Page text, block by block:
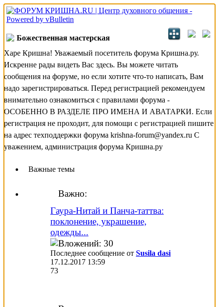
Божественная мастерская
Харе Кришна! Уважаемый посетитель форума Кришна.ру.
Искренне рады видеть Вас здесь. Вы можете читать
сообщения на форуме, но если хотите что-то написать, Вам
надо зарегистрироваться. Перед регистрацией рекомендуем
внимательно ознакомиться с правилами форума -
ОСОБЕННО В РАЗДЕЛЕ ПРО ИМЕНА И АВАТАРКИ. Если
регистрация не проходит, для помощи с регистрацией пишите
на адрес техподдержки форума krishna-forum@yandex.ru С
уважением, администрация форума Кришна.ру
Важные темы
Важно:
Гаура-Нитай и Панча-таттва:
поклонение, украшение,
одежды...
Последнее сообщение от Susila dasi
17.12.2017 13:59
73